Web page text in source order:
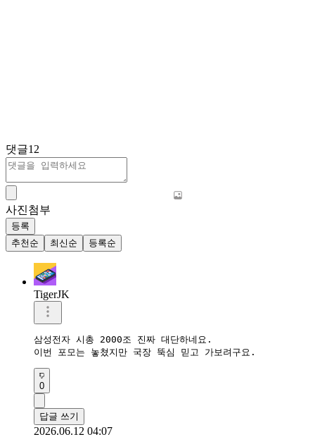
댓글12
사진첨부
등록
추천순
최신순 등록순
TigerJK
삼성전자 시총 2000조 진짜 대단하네요.
이번 포모는 놓쳤지만 국장 뚝심 믿고 가보려구요.
0
답글 쓰기
2026.06.12 04:07